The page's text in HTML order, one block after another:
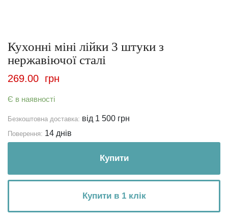
Кухонні міні лійки 3 штуки з
нержавіючої сталі
269.00 грн
Є в наявності
Безкоштовна доставка: від 1 500 грн
Поверення: 14 днів
Купити
Купити в 1 клік